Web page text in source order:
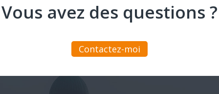
Vous avez des questions ?
Contactez-moi